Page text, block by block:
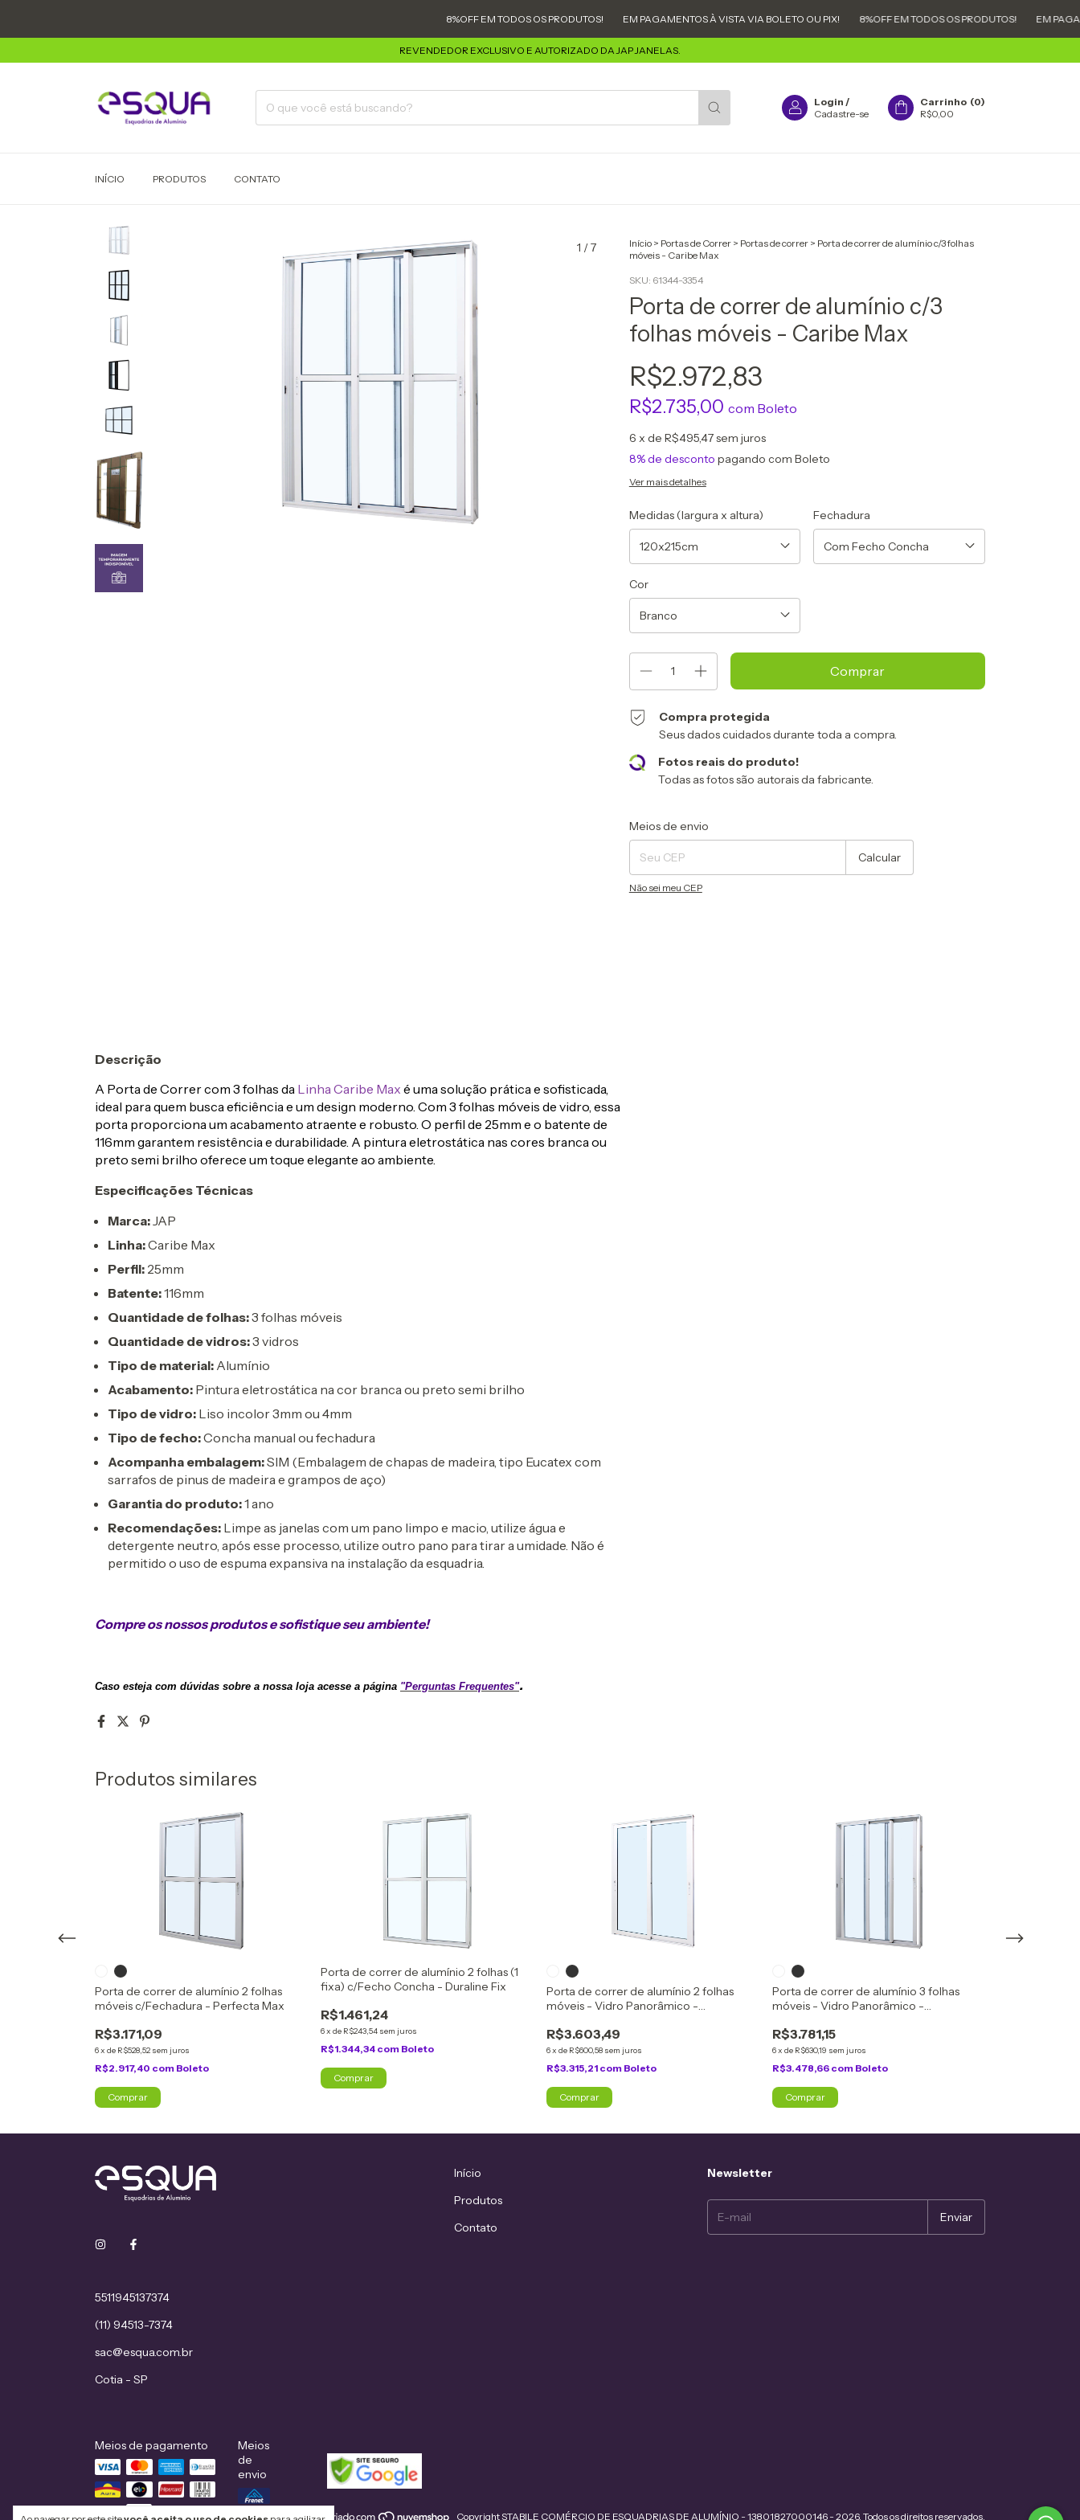
8%OFF EM TODOS OS PRODUTOS! EM PAGAMENTOS À VISTA VIA BOLETO OU PIX! 8%OFF EM TODOS OS PRODUTOS! EM PAGAMENTOS
REVENDEDOR EXCLUSIVO E AUTORIZADO DA JAP JANELAS.
Login /
Cadastre-se
Carrinho (0)
R$0,00
INÍCIO PRODUTOS CONTATO
1 /7 Início > Portas de Correr > Portas de correr > Porta de correr de alumínio c/3 folhas
móveis - Caribe Max
SKU: 61344-3354
Porta de correr de alumínio c/3
folhas móveis - Caribe Max
R$2.972,83
R$2.735,00 com Boleto
6 x de R$495,47sem juros
8% de desconto pagando com Boleto
Ver mais detalhes
Medidas (largura x altura) Fechadura
Cor
Compra protegida
Seus dados cuidados durante toda a compra.
Fotos reais do produto!
Todas as fotos são autorais da fabricante.
Entregas para o CEP:
Meios de envio
Calcular
Não sei meu CEP
Descrição
A Porta de Correr com 3 folhas da Linha Caribe Max é uma solução prática e sofisticada,
ideal para quem busca eficiência e um design moderno. Com 3 folhas móveis de vidro, essa
porta proporciona um acabamento atraente e robusto. O perfil de 25mm e o batente de
116mm garantem resistência e durabilidade. A pintura eletrostática nas cores branca ou
preto semi brilho oferece um toque elegante ao ambiente.
Especificações Técnicas
Marca:JAP
Linha:Caribe Max
Perfil: 25mm
Batente:116mm
Quantidade de folhas:3 folhas móveis
Quantidade de vidros:3 vidros
Tipo de material: Alumínio
Acabamento: Pintura eletrostática na cor branca ou preto semi brilho
Tipo de vidro: Liso incolor 3mm ou 4mm
Tipo de fecho:Concha manual ou fechadura
Acompanha embalagem:SIM (Embalagem de chapas de madeira, tipo Eucatex com
sarrafos de pinus de madeira e grampos de aço)
Garantia do produto:1 ano
Recomendações: Limpe as janelas com um pano limpo e macio, utilize água e
detergente neutro, após esse processo, utilize outro pano para tirar a umidade. Não é
permitido o uso de espuma expansiva na instalação da esquadria.
Compre os nossos produtos e sofistique seu ambiente!
Caso esteja com dúvidas sobre a nossa loja acesse a página "Perguntas Frequentes".
Produtos similares
Porta de correr de alumínio 2 folhas
móveis c/Fechadura - Perfecta Max
R$3.171,09
6x de R$528,52 sem juros
R$2.917,40 com Boleto
Comprar
Porta de correr de alumínio 2 folhas (1
fixa) c/Fecho Concha - Duraline Fix
R$1.461,24
6x de R$243,54 sem juros
R$1.344,34 com Boleto
Comprar
Porta de correr de alumínio 2 folhas
móveis - Vidro Panorâmico -
R$3.603,49
6x de R$600,58 sem juros
R$3.315,21 com Boleto
Comprar
Porta de correr de alumínio 3 folhas
móveis - Vidro Panorâmico -
R$3.781,15
6x de R$630,19 sem juros
R$3.478,66 com Boleto
Comprar
5511945137374
(11) 94513-7374
sac@esqua.com.br
Cotia - SP
Início
Produtos
Contato
Newsletter
Meios de pagamento
Meios
de
envio
Copyright STABILE COMÉRCIO DE ESQUADRIAS DE ALUMÍNIO - 13801827000146 - 2026. Todos os direitos reservados.